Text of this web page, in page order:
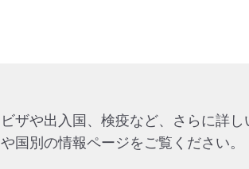
ビザや出入国、検疫など、さらに詳
や国別の情報ページをご覧ください。